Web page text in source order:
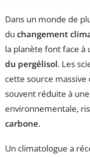
Dans un monde de
du changement
la planète font face à
du pergélisol. Les
cette source massive
souvent réduite à
environnementale,
carbone.
Un climatologue a